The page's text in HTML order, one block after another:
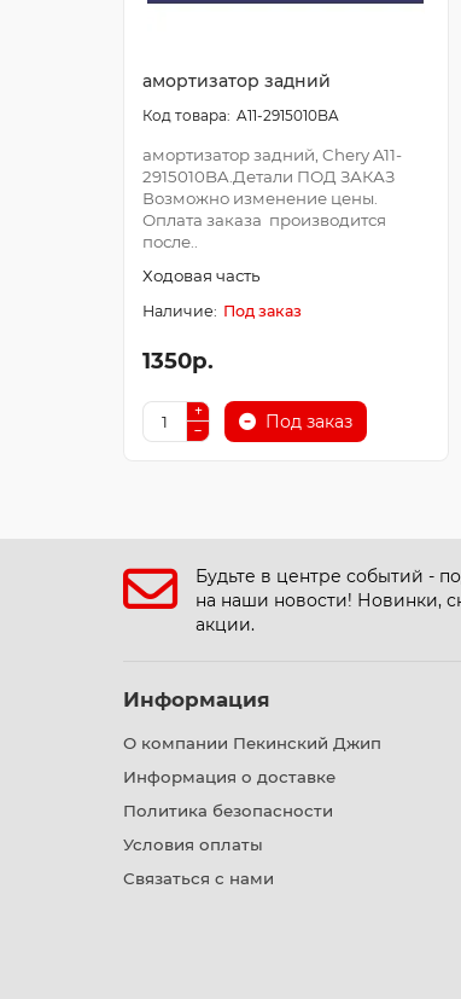
амортизатор задний
A11-2915010BA
амортизатор задний, Chery A11-
2915010BA.Детали ПОД ЗАКАЗ
Возможно изменение цены.
Оплата заказа производится
после..
Ходовая часть
Под заказ
1350р.
Под заказ
Будьте в центре событий -
на наши новости! Новинки,
акции.
Информация
О компании Пекинский Джип
Информация о доставке
Политика безопасности
Условия оплаты
Связаться с нами